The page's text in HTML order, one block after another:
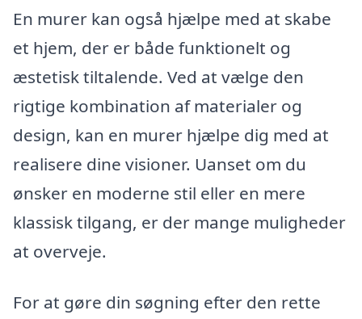
En murer kan også hjælpe med at skabe
et hjem, der er både funktionelt og
æstetisk tiltalende. Ved at vælge den
rigtige kombination af materialer og
design, kan en murer hjælpe dig med at
realisere dine visioner. Uanset om du
ønsker en moderne stil eller en mere
klassisk tilgang, er der mange muligheder
at overveje.
For at gøre din søgning efter den rette